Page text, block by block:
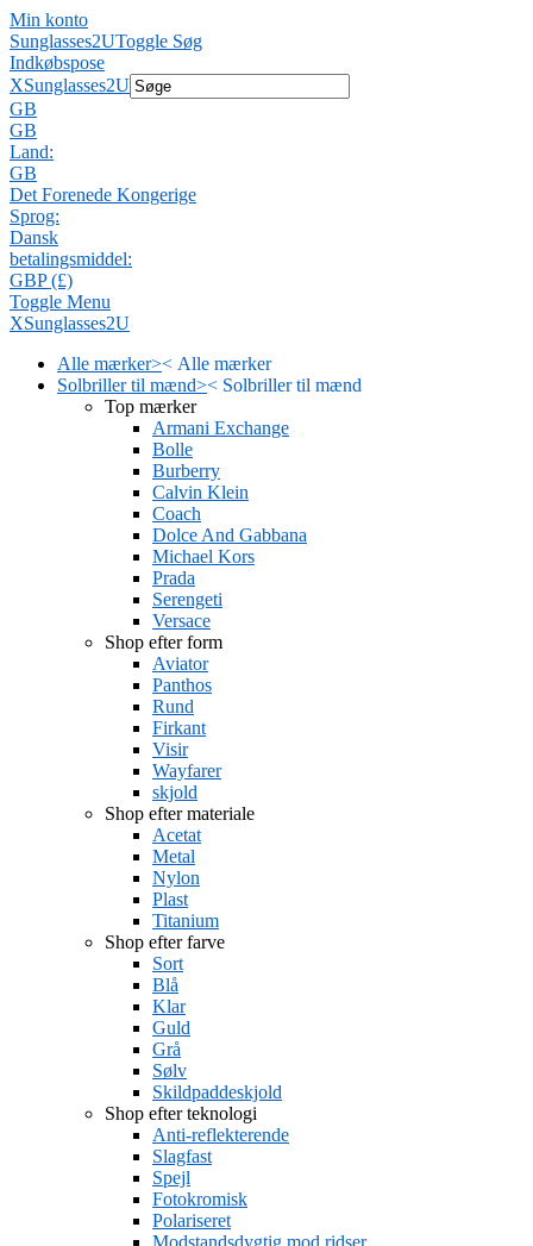
Min konto
Sunglasses2UToggle Søg
Indkøbspose
XSunglasses2U
GB
GB
Land:
GB
Det Forenede Kongerige
Sprog:
Dansk
betalingsmiddel:
GBP (£)
Toggle Menu
XSunglasses2U
Alle mærker>< Alle mærker
Solbriller til mænd>< Solbriller til mænd
Top mærker
Armani Exchange
Bolle
Burberry
Calvin Klein
Coach
Dolce And Gabbana
Michael Kors
Prada
Serengeti
Versace
Shop efter form
Aviator
Panthos
Rund
Firkant
Visir
Wayfarer
skjold
Shop efter materiale
Acetat
Metal
Nylon
Plast
Titanium
Shop efter farve
Sort
Blå
Klar
Guld
Grå
Sølv
Skildpaddeskjold
Shop efter teknologi
Anti-reflekterende
Slagfast
Spejl
Fotokromisk
Polariseret
Modstandsdygtig mod ridser